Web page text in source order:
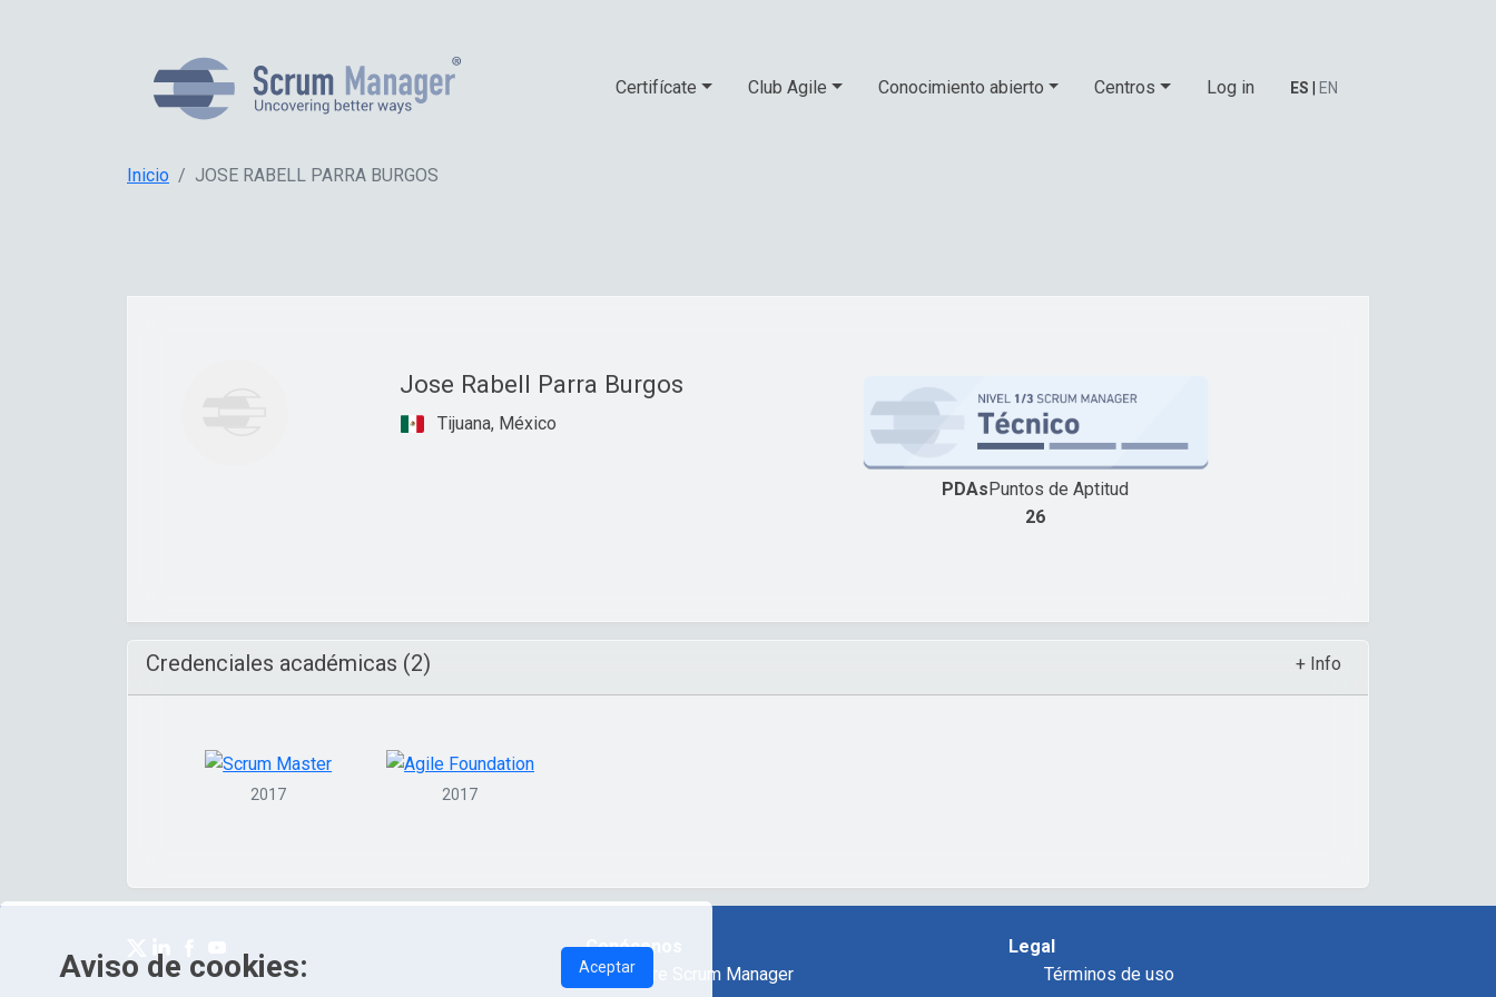
Certifícate Club Agile Conocimiento abierto Centros Log in ES EN
Inicio JOSE RABELL PARRA BURGOS
Jose Rabell Parra Burgos
Tijuana, México
PDAs Puntos de Aptitud
26
Credenciales académicas (2) + Info
2017 2017
Conócenos
Sobre Scrum Manager
Legal
Términos de uso
Aviso de cookies: Aceptar